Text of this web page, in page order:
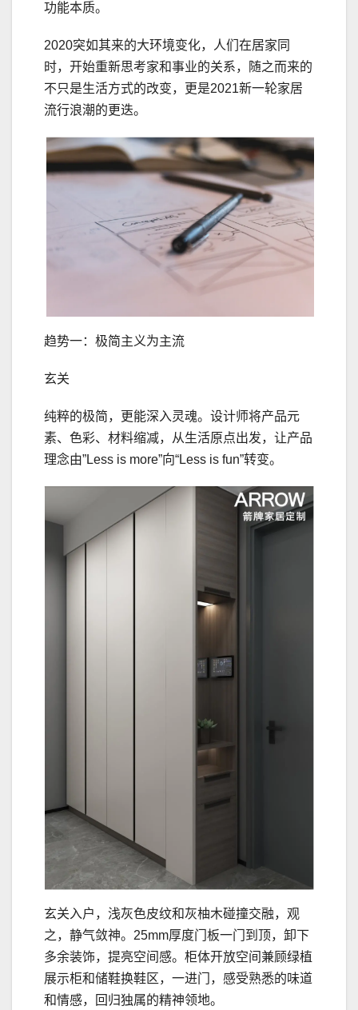
功能本质。
2020突如其来的大环境变化，人们在居家同
时，开始重新思考家和事业的关系，随之而来的
不只是生活方式的改变，更是2021新一轮家居
流行浪潮的更迭。
趋势一：极简主义为主流
玄关
纯粹的极简，更能深入灵魂。设计师将产品元
素、色彩、材料缩减，从生活原点出发，让产品
理念由”Less is more”向“Less is fun”转变。
玄关入户，浅灰色皮纹和灰柚木碰撞交融，观
之，静气敛神。25mm厚度门板一门到顶，卸下
多余装饰，提亮空间感。柜体开放空间兼顾绿植
展示柜和储鞋换鞋区，一进门，感受熟悉的味道
和情感，回归独属的精神领地。